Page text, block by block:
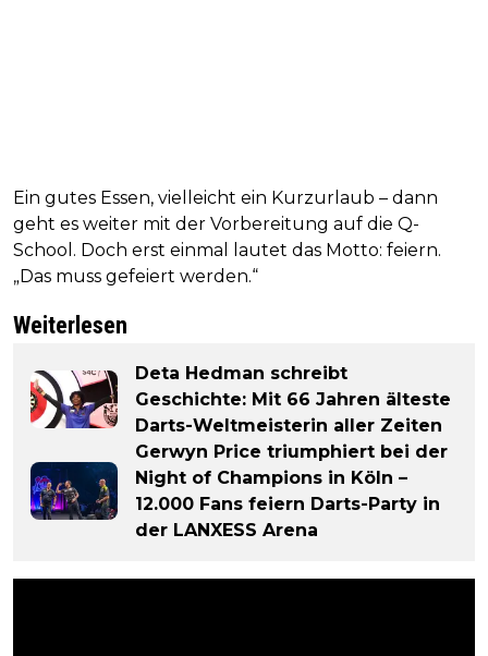
Ein gutes Essen, vielleicht ein Kurzurlaub – dann
geht es weiter mit der Vorbereitung auf die Q-
School. Doch erst einmal lautet das Motto: feiern.
„Das muss gefeiert werden.“
Weiterlesen
Deta Hedman schreibt
Geschichte: Mit 66 Jahren älteste
Darts-Weltmeisterin aller Zeiten
Gerwyn Price triumphiert bei der
Night of Champions in Köln –
12.000 Fans feiern Darts-Party in
der LANXESS Arena